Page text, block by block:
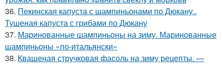
36. Пекинская капуста с шампиньонами по Дюкану..
Тушеная капуста с грибами по Дюкану
37. Маринованные шампиньоны на зиму. Маринованные
шампиньоны «по-итальянски»
38. Квашеная стручковая фасоль на зиму рецепты. —